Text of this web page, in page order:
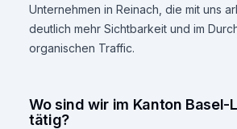
Unternehmen in Reinach, die mit uns
deutlich mehr Sichtbarkeit und im
organischen Traffic.
Wo sind wir im Kanton Basel-
tätig?